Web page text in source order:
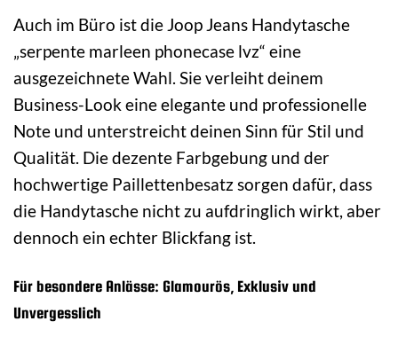
Auch im Büro ist die Joop Jeans Handytasche
„serpente marleen phonecase lvz“ eine
ausgezeichnete Wahl. Sie verleiht deinem
Business-Look eine elegante und professionelle
Note und unterstreicht deinen Sinn für Stil und
Qualität. Die dezente Farbgebung und der
hochwertige Paillettenbesatz sorgen dafür, dass
die Handytasche nicht zu aufdringlich wirkt, aber
dennoch ein echter Blickfang ist.
Für besondere Anlässe: Glamourös, Exklusiv und
Unvergesslich